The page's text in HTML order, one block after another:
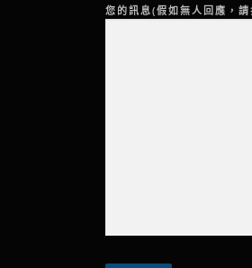
您的訊息(假如無人回應，